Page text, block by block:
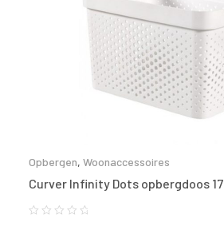
Opbergen, Woonaccessoires
Curver Infinity Dots opbergdoos